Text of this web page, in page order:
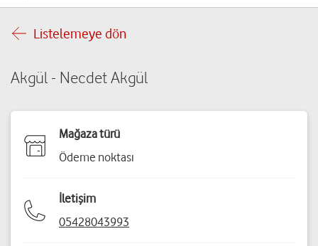
Listelemeye dön
Akgül - Necdet Akgül
Mağaza türü
Ödeme noktası
İletişim
05428043993